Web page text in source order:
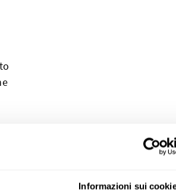
Informazioni sui